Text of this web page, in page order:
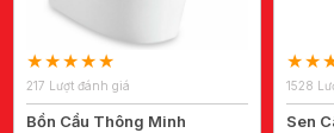
217 Lượt đánh giá
Bồn Cầu Thông Minh
1528
Sen